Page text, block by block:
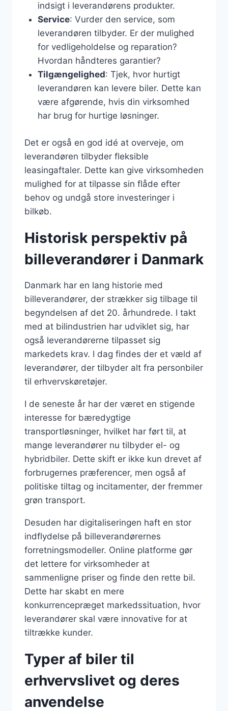
indsigt i leverandørens produkter.
Service: Vurder den service, som
leverandøren tilbyder. Er der mulighed
for vedligeholdelse og reparation?
Hvordan håndteres garantier?
Tilgængelighed: Tjek, hvor hurtigt
leverandøren kan levere biler. Dette kan
være afgørende, hvis din virksomhed
har brug for hurtige løsninger.
Det er også en god idé at overveje, om
leverandøren tilbyder fleksible
leasingaftaler. Dette kan give virksomheden
mulighed for at tilpasse sin flåde efter
behov og undgå store investeringer i
bilkøb.
Historisk perspektiv på
billeverandører i Danmark
Danmark har en lang historie med
billeverandører, der strækker sig tilbage til
begyndelsen af det 20. århundrede. I takt
med at bilindustrien har udviklet sig, har
også leverandørerne tilpasset sig
markedets krav. I dag findes der et væld af
leverandører, der tilbyder alt fra personbiler
til erhvervskøretøjer.
I de seneste år har der været en stigende
interesse for bæredygtige
transportløsninger, hvilket har ført til, at
mange leverandører nu tilbyder el- og
hybridbiler. Dette skift er ikke kun drevet af
forbrugernes præferencer, men også af
politiske tiltag og incitamenter, der fremmer
grøn transport.
Desuden har digitaliseringen haft en stor
indflydelse på billeverandørernes
forretningsmodeller. Online platforme gør
det lettere for virksomheder at
sammenligne priser og finde den rette bil.
Dette har skabt en mere
konkurrencepræget markedssituation, hvor
leverandører skal være innovative for at
tiltrække kunder.
Typer af biler til
erhvervslivet og deres
anvendelse